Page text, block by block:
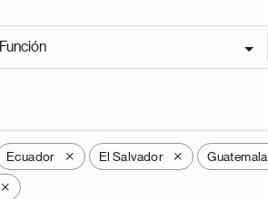
Función
Ecuador X El Salvador X Guatemala
X